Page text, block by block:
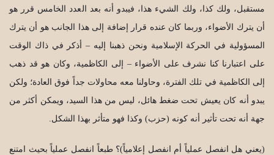
مستقبل، ولك كذا، ولك الشيء هذا، فيبدو أنه بعد العدد الخامس قرر هو
أن يترك الأضواء، وربما كان عنده قرار إضافة إلى هذا الجانب هو أن يترك
المسؤولية في الحركة الإسلامية ونحن ذهبنا إليه – أذكر في ذاك الوقت
على اعتبارنا كنا نشرف على الأضواء – إلى الكاظمية، وكان هو قد ذهب
إلى الكاظمية في تلك الفترة، وحاولنا معه محاولات جداً فوق العادة؛ ولكن
يبدو أنه كان يعيش تحت ضغط هائل، ليس من هذا السيد، ويمكن أكثر من
جهة أنه تحت تأثير أنه كونه (حزب) وكذا فهو متأثر بهذا الشكل.
(يعني هل انفصل عملياً أم انفصل إعلامياً)؟ طبعاً انفصل عملياً بحيث امتنع